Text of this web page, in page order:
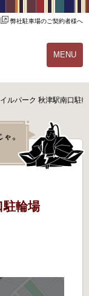
弊社駐車場のご契約者様へ
MENU
ご契約の流れ
場オーナー様へ
ルパーク 秋津駅南口駐
駐輪場